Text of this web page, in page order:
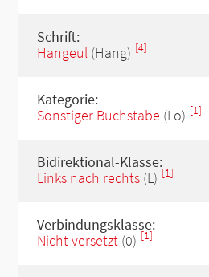
Schrift:
Hangeul(Hang) [4]
Kategorie:
Sonstiger Buchstabe (Lo) [1]
Bidirektional-Klasse:
Links nach rechts(L) [1]
Verbindungsklasse:
Nicht versetzt(0) [1]